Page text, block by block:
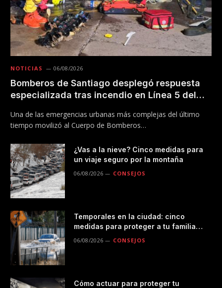
NOTICIAS 06/08/2026
Bomberos de Santiago desplegó respuesta
especializada tras incendio en Línea 5 del
Una de las emergencias urbanas más complejas del último
tiempo movilizó al Cuerpo de Bomberos…
¿Vas a la nieve? Cinco medidas para
un viaje seguro por la montaña
06/08/2026 CONSEJOS
Temporales en la ciudad: cinco
medidas para proteger a tu familia
06/08/2026 CONSEJOS
Cómo actuar para proteger tu